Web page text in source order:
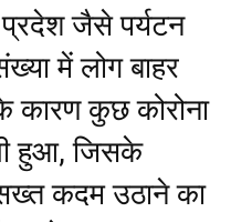
जैसे पर्यटन
में लोग बाहर
कारण कुछ कोरोना
हुआ, जिसके
कदम उठाने का